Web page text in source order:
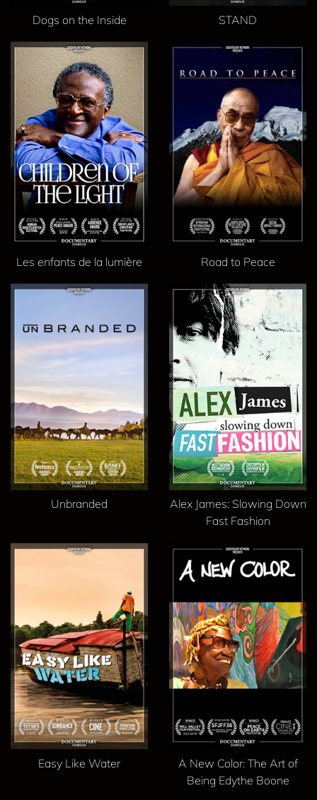
Dogs on the Inside STAND
Les enfants de la lumière Road to Peace
Unbranded
Alex James: Slowing Down
Fast Fashion
Easy Like Water
A New Color: The Art of
Being Edythe Boone